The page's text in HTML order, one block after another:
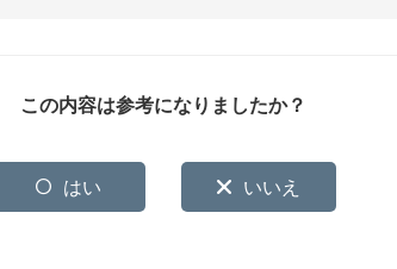
この内容は参考になりましたか？
はい いいえ